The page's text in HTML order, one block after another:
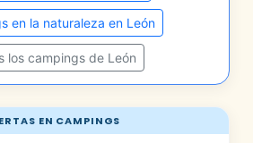
EN CAMPINGS
en la naturaleza en León
los campings de León